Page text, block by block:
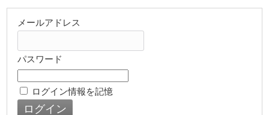
メールアドレス
パスワード
ログイン情報を記憶